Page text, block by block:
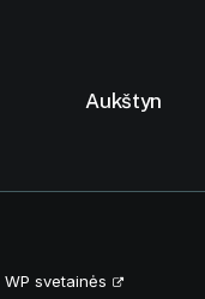
Aukštyn
WP svetainės